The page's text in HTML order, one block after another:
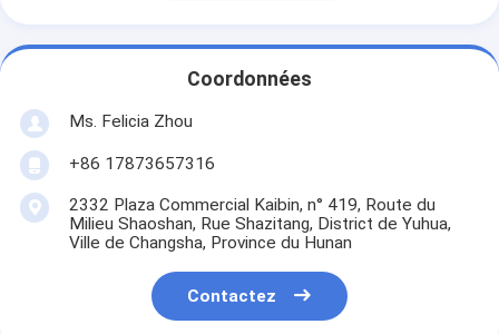
Coordonnées
Ms. Felicia Zhou
+86 17873657316
2332 Plaza Commercial Kaibin, n° 419, Route du
Milieu Shaoshan, Rue Shazitang, District de Yuhua,
Ville de Changsha, Province du Hunan
Contactez